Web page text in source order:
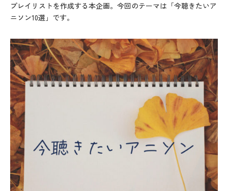
プレイリストを作成する本企画。今回のテーマは「今聴きたいア
ニソン10選」です。